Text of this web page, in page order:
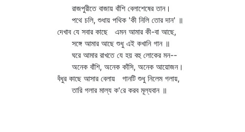
রাজপুরীতে বাজায় বাঁশি বেলাশেষের তান।
পথে চলি, শুধায় পথিক 'কী নিলি তোর দান' ॥
দেখাব যে সবার কাছে এমন আমার কী-বা আছে,
সঙ্গে আমার আছে শুধু এই কখানি গান ॥
ঘরে আমার রাখতে যে হয় বহু লোকের মন--
অনেক বাঁশি, অনেক কাঁসি, অনেক আয়োজন।
বঁধুর কাছে আসার বেলায় গানটি শুধু নিলেম গলায়,
তারি গলার মাল্য ক'রে করব মূল্যবান ॥